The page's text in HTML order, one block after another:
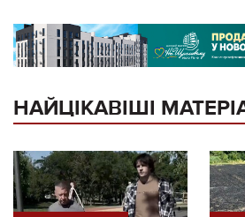
НАЙЦІКАВІШІ